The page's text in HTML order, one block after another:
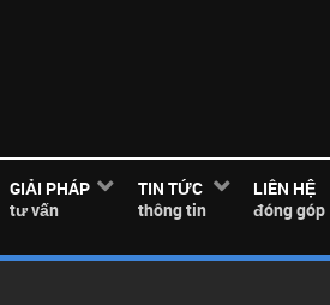
GIẢI PHÁP
tư vấn
TIN TỨC
thông tin
LIÊN HỆ
đóng góp